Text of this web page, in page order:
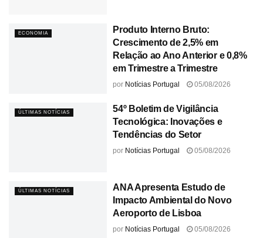
ECONOMIA
Produto Interno Bruto:
Crescimento de 2,5% em
Relação ao Ano Anterior e 0,8%
em Trimestre a Trimestre
por Notícias Portugal 05/08/2026
ÚLTIMAS NOTÍCIAS
54º Boletim de Vigilância
Tecnológica: Inovações e
Tendências do Setor
por Notícias Portugal 05/08/2026
ÚLTIMAS NOTÍCIAS
ANA Apresenta Estudo de
Impacto Ambiental do Novo
Aeroporto de Lisboa
por Notícias Portugal 05/08/2026